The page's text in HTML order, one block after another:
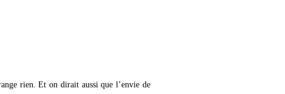
rien. Et on dirait aussi que l’envie de